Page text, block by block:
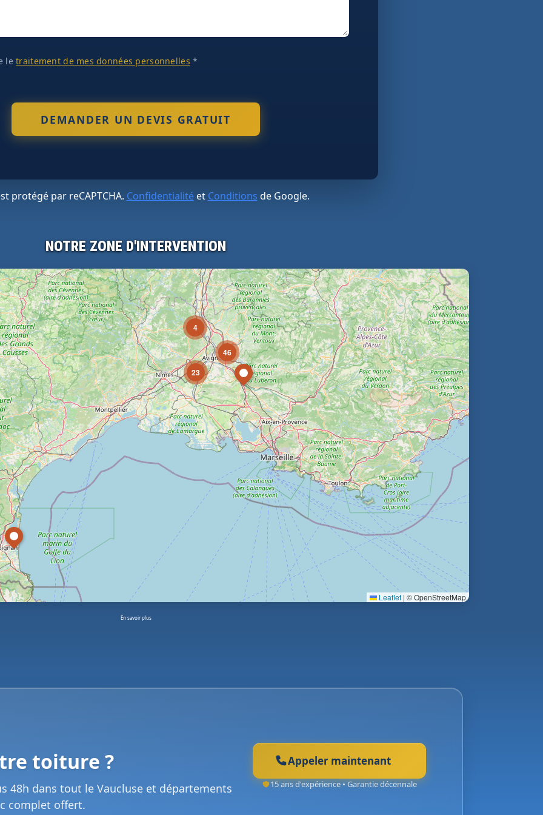
letraitement de mes données personnelles *
protégé par reCAPTCHA. Confidentialitéet Conditions de Google.
NOTRE ZONE D'INTERVENTION
4
23
46
Leaflet | © OpenStreetMap
En savoir plus
toiture ?
48h dans tout le Vaucluse et départements
complet offert.
Appeler maintenant
15 ans d'expérience • Garantie décennale